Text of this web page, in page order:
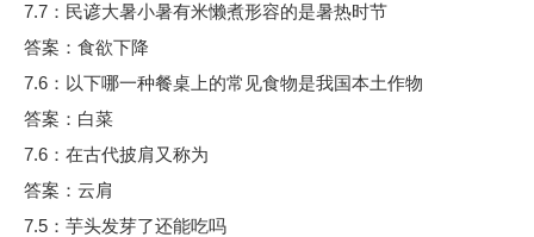
7.7：民谚大暑小暑有米懒煮形容的是暑热时节
答案：食欲下降
7.6：以下哪一种餐桌上的常见食物是我国本土作物
答案：白菜
7.6：在古代披肩又称为
答案：云肩
7.5：芋头发芽了还能吃吗